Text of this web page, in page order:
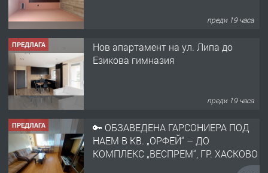
преди 19 часа
ПРЕДЛАГА
Нов апартамент на ул. Липа до
Езикова гимназия
преди 19 часа
ПРЕДЛАГА
🔑 ОБЗАВЕДЕНА ГАРСОНИЕРА ПОД
НАЕМ В КВ. „ОРФЕЙ“ – ДО
КОМПЛЕКС „ВЕСПРЕМ“, ГР. ХАСКОВО